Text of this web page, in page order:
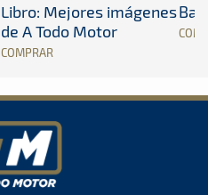
Libro: Mejores imágenes
de A Todo Motor
COMPRAR